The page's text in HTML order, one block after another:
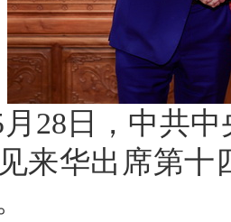
月28日，中共
来华出席第十